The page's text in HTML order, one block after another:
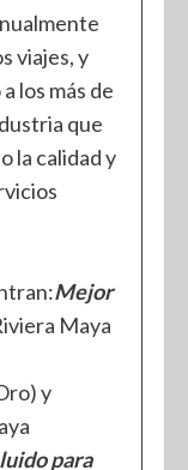
viajes, y
los más de
que
la calidad y
Mejor
Maya
y
para